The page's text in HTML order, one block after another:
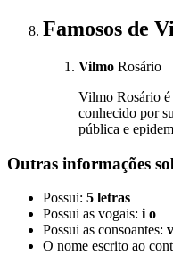
Famosos de
Vilmo Rosário
Vilmo Rosário é
conhecido por
pública e
Outras informações
Possui: 5 letras
Possui as vogais: i o
Possui as consoantes:
O nome escrito ao